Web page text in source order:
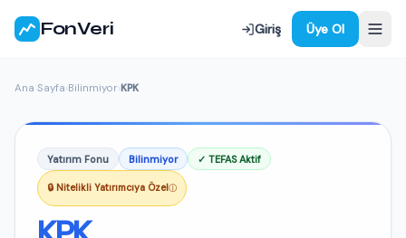
FonVeri Giriş Üye Ol
Ana Sayfa›Bilinmiyor›KPK
Yatırım Fonu Bilinmiyor ✓ TEFAS Aktif
🔒 Nitelikli Yatırımcıya Özelⓘ